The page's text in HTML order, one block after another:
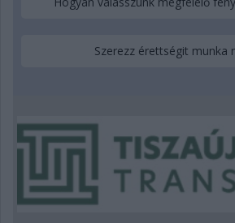
Szerezz érettségit munka